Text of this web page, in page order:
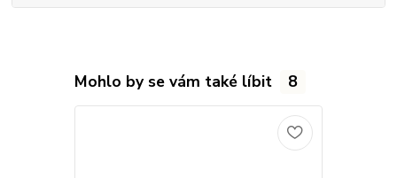
Mohlo by se vám také líbit 8